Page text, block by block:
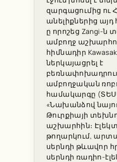
զարգացումից ու
անելիքներից այդ
ը որոշեց Zangi-ն
ամբողջ
հիմնադիր
ներկայացրել է
ամբողջական
համակարգը
«Նախանձով
Թուրքիայի
աշխարհին։
թողարկում,
սերնդի թևավոր
սերնդի ռադիո-